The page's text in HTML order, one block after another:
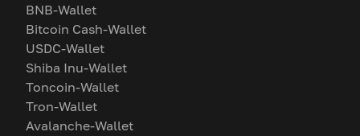
BNB-Wallet
Bitcoin Cash-Wallet
USDC-Wallet
Shiba Inu-Wallet
Toncoin-Wallet
Tron-Wallet
Avalanche-Wallet